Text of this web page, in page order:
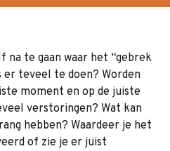
na te gaan waar het “gebrek
er teveel te doen? Worden
moment en op de juiste
verstoringen? Wat kan
hebben? Waardeer je het
of zie je er juist